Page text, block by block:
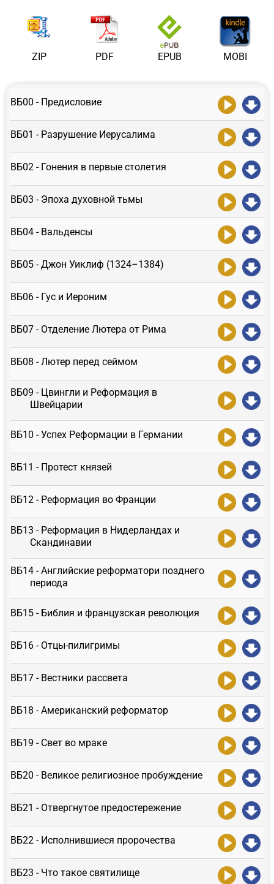
ZIP PDF EPUB MOBI
ВБ00 - Предисловие
ВБ01 - Разрушение Иерусалима
ВБ02 - Гонения в первые столетия
ВБ03 - Эпоха духовной тьмы
ВБ04 - Вальденсы
ВБ05 - Джон Уиклиф (1324–1384)
ВБ06 - Гус и Иероним
ВБ07 - Отделение Лютера от Рима
ВБ08 - Лютер перед сеймом
ВБ09 - Цвингли и Реформация в
Швейцарии
ВБ10 - Успех Реформации в Германии
ВБ11 - Протест князей
ВБ12 - Реформация во Франции
ВБ13 - Реформация в Нидерландах и
Скандинавии
ВБ14 - Английские реформатори позднего
периода
ВБ15 - Библия и французская революция
ВБ16 - Отцы-пилигримы
ВБ17 - Вестники рассвета
ВБ18 - Американский реформатор
ВБ19 - Свет во мраке
ВБ20 - Великое религиозное пробуждение
ВБ21 - Отвергнутое предостережение
ВБ22 - Исполнившиеся пророчества
ВБ23 - Что такое святилище